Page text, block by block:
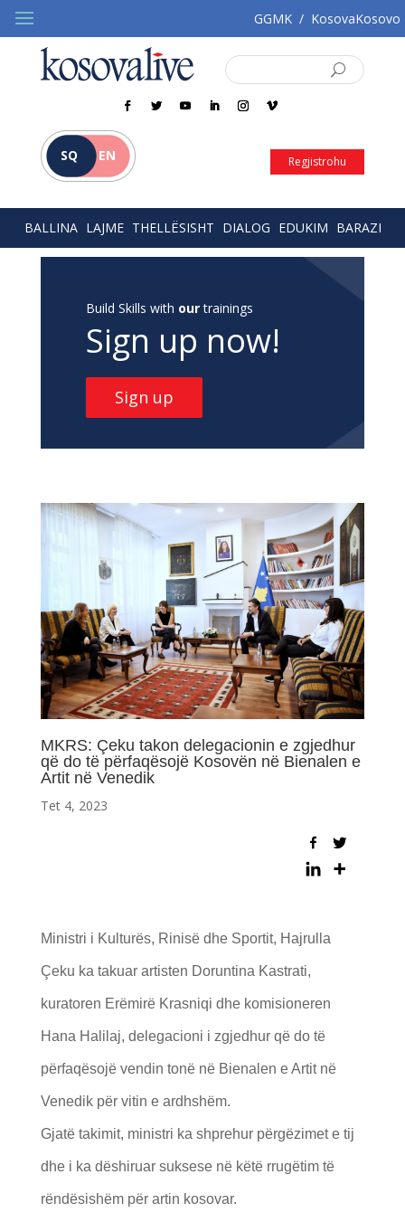
GGMK / KosovaKosovo
SQ EN Regjistrohu
BALLINA LAJME THELLËSISHT DIALOG EDUKIM BARAZI
Build Skills with ourtrainings
Sign up now!
Sign up
MKRS: Çeku takon delegacionin e zgjedhur
që do të përfaqësojë Kosovën në Bienalen e
Artit në Venedik
Tet 4, 2023
Ministri i Kulturës, Rinisë dhe Sportit, Hajrulla
Çeku ka takuar artisten Doruntina Kastrati,
kuratoren Erëmirë Krasniqi dhe komisioneren
Hana Halilaj, delegacioni i zgjedhur që do të
përfaqësojë vendin tonë në Bienalen e Artit në
Venedik për vitin e ardhshëm.
Gjatë takimit, ministri ka shprehur përgëzimet e tij
dhe i ka dëshiruar suksese në këtë rrugëtim të
rëndësishëm për artin kosovar.